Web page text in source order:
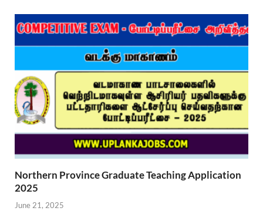
Northern Province Graduate Teaching Application
2025
June 21, 2025